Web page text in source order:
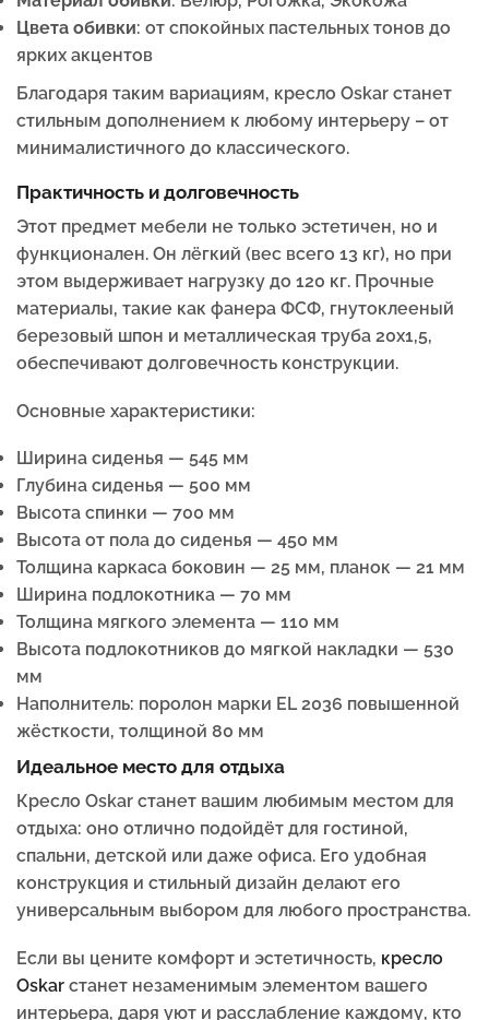
Цвета обивки: от спокойных пастельных тонов до
ярких акцентов
Благодаря таким вариациям, кресло Oskar станет
стильным дополнением к любому интерьеру – от
минималистичного до классического.
Практичность и долговечность
Этот предмет мебели не только эстетичен, но и
функционален. Он лёгкий (вес всего 13 кг), но при
этом выдерживает нагрузку до 120 кг. Прочные
материалы, такие как фанера ФСФ, гнутоклееный
березовый шпон и металлическая труба 20х1,5,
обеспечивают долговечность конструкции.
Основные характеристики:
Ширина сиденья — 545 мм
Глубина сиденья — 500 мм
Высота спинки — 700 мм
Высота от пола до сиденья — 450 мм
Толщина каркаса боковин — 25 мм, планок — 21 мм
Ширина подлокотника — 70 мм
Толщина мягкого элемента — 110 мм
Высота подлокотников до мягкой накладки — 530
мм
Наполнитель: поролон марки EL 2036 повышенной
жёсткости, толщиной 80 мм
Идеальное место для отдыха
Кресло Oskar станет вашим любимым местом для
отдыха: оно отлично подойдёт для гостиной,
спальни, детской или даже офиса. Его удобная
конструкция и стильный дизайн делают его
универсальным выбором для любого пространства.
Если вы цените комфорт и эстетичность, кресло
Oskar станет незаменимым элементом вашего
интерьера, даря уют и расслабление каждому, кто